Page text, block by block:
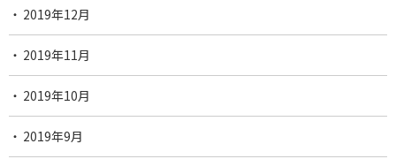
2019年12月
2019年11月
2019年10月
2019年9月